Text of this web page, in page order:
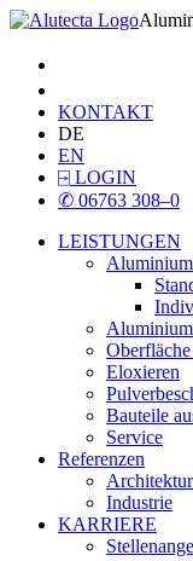
KONTAKT
DE
EN
⍈ LOGIN
✆ 06763 308–0
LEISTUNGEN
Aluminium
Eloxieren
Bauteile
Service
Referenzen
Industrie
KARRIERE